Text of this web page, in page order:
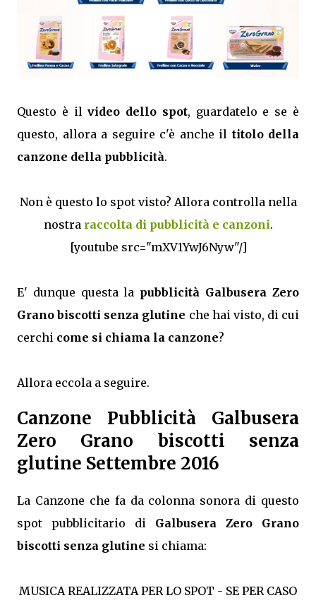
Questo è ilvideo dello spot, guardatelo e se è
questo, allora a seguire c'è anche il titolo della
canzone della pubblicità.
Non è questo lo spot visto? Allora controlla nella
nostra raccolta di pubblicità e canzoni.
[youtube src="mXV1YwJ6Nyw"/]
E' dunque questa la pubblicità Galbusera Zero
Grano biscotti senza glutine che hai visto, di cui
cerchi come si chiama la canzone?
Allora eccola a seguire.
Canzone Pubblicità Galbusera
Zero Grano biscotti senza
glutine Settembre 2016
La Canzone che fa da colonna sonora di questo
spot pubblicitario di Galbusera Zero Grano
biscotti senza glutine si chiama:
MUSICA REALIZZATA PER LO SPOT - SE PER CASO